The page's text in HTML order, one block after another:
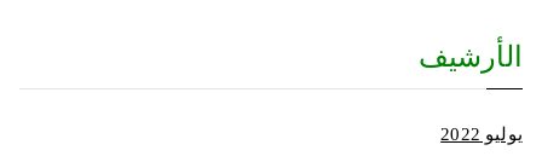
الأرشيف
يوليو 2022